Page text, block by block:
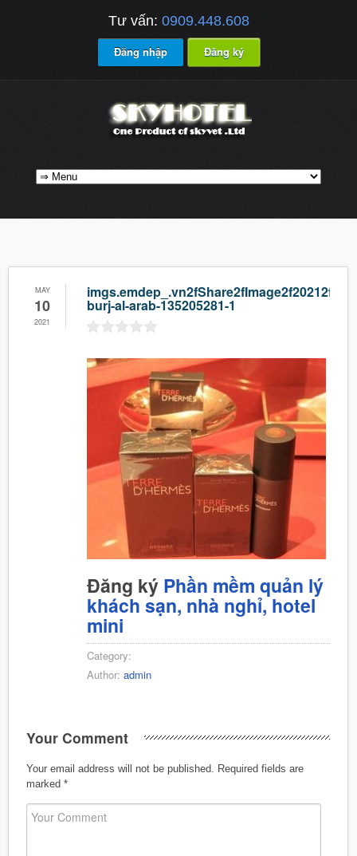
Tư vấn: 0909.448.608
Đăng nhập Đăng ký
MAY
10
2021
burj-al-arab-135205281-1
Đăng ký Phần mềm quản lý
khách sạn, nhà nghỉ, hotel
mini
Category:
Author: admin
Your Comment
Your email address will not be published.
Required fields are
marked *